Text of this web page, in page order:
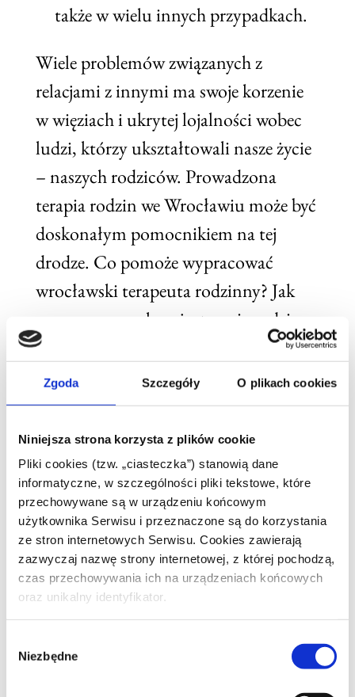
Zgoda Szczegóły O plikach cookies
Niniejsza strona korzysta z plików cookie
Pliki cookies (tzw. „ciasteczka”) stanowią dane
informatyczne, w szczególności pliki tekstowe, które
przechowywane są w urządzeniu końcowym
użytkownika Serwisu i przeznaczone są do korzystania
ze stron internetowych Serwisu. Cookies zawierają
zazwyczaj nazwę strony internetowej, z której pochodzą,
czas przechowywania ich na urządzeniach końcowych
oraz unikalny identyfikator.
zgody
Niezbędne
także w wielu innych przypadkach.
Wiele problemów związanych z
relacjami z innymi ma swoje korzenie
w więziach i ukrytej lojalności wobec
ludzi, którzy ukształtowali nasze życie
– naszych rodziców. Prowadzona
terapia rodzin we Wrocławiu może być
doskonałym pomocnikiem na tej
drodze. Co pomoże wypracować
wrocławski terapeuta rodzinny? Jak
sama nazwa wskazuje, terapia rodzinna
działa z rodziną. Celem staje się
rozpoznanie i rozwiązanie problemów,
które oddalają ludzi od siebie,
odbudowanie komunikacji i
budowanie zdrowych relacji.
Kiedy potrzebna
jest psychoterapia
rodzin Wrocław?
Można przypuszczać, że terapia